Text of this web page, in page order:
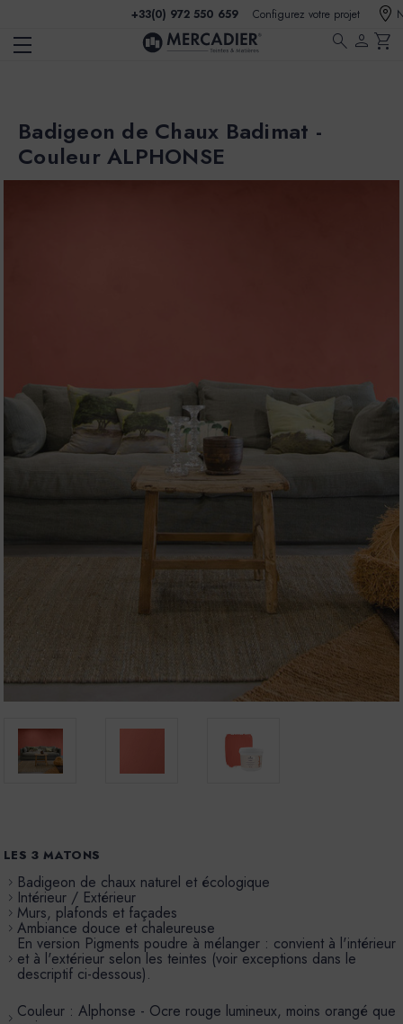
+33(0) 972 550 659 Configurez votre projet
search person shopping_cart
Badigeon de Chaux Badimat -
Couleur ALPHONSE
LES 3 MATONS
Badigeon de chaux naturel et écologique
Intérieur / Extérieur
Murs, plafonds et façades
Ambiance douce et chaleureuse
En version Pigments poudre à mélanger : convient à l'intérieur
et à l'extérieur selon les teintes (voir exceptions dans le
descriptif ci-dessous).
Couleur : Alphonse - Ocre rouge lumineux, moins orangé que